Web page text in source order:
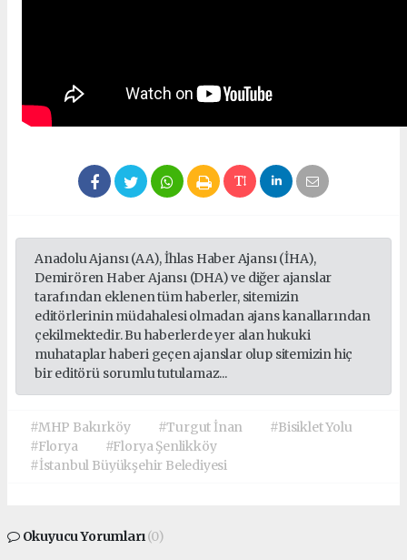
Anadolu Ajansı (AA), İhlas Haber Ajansı (İHA),
Demirören Haber Ajansı (DHA) ve diğer ajanslar
tarafından eklenen tüm haberler, sitemizin
editörlerinin müdahalesi olmadan ajans kanallarından
çekilmektedir. Bu haberlerde yer alan hukuki
muhataplar haberi geçen ajanslar olup sitemizin hiç
bir editörü sorumlu tutulamaz...
#MHP Bakırköy #Turgut İnan
#Bisiklet Yolu
#Florya
#Florya Şenlikköy
#İstanbul Büyükşehir Belediyesi
Okuyucu Yorumları(0)